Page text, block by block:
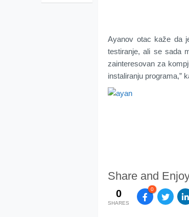
Ayanov otac kaže da
testiranje, ali se sada
zainteresovan za
instaliranju programa,”
Share and
0
SHARES
0